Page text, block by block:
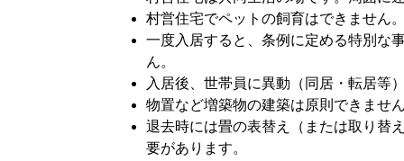
村営住宅でペットの飼育はできません
一度入居すると、条例に定める特別な
ん。
入居後、世帯員に異動（同居・転居等
物置など増築物の建築は原則できませ
退去時には畳の表替え（または取り替
要があります。